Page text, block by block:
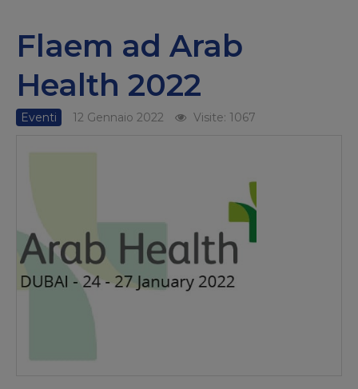
Flaem ad Arab
Health 2022
Eventi 12 Gennaio 2022 Visite: 1067